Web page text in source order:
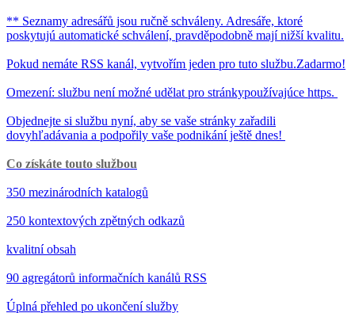
** Seznamy adresářů jsou ručně schváleny. Adresáře, ktoré
poskytujú automatické schválení, pravděpodobně mají nižší kvalitu.
Pokud nemáte RSS kanál, vytvořím jeden pro tuto službu.Zadarmo!
Omezení: službu není možné udělat pro stránkypoužívajúce https.
Objednejte si službu nyní, aby se vaše stránky zařadili
dovyhľadávania a podpořily vaše podnikání ještě dnes!
Co získáte touto službou
350 mezinárodních katalogů
250 kontextových zpětných odkazů
kvalitní obsah
90 agregátorů informačních kanálů RSS
Úplná přehled po ukončení služby